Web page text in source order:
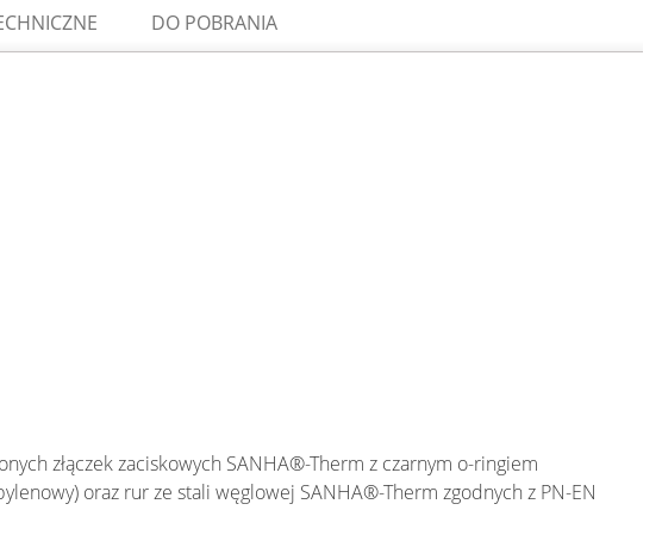
DO POBRANIA
złączek zaciskowych SANHA®-Therm z czarnym o-ringiem
oraz rur ze stali węglowej SANHA®-Therm zgodnych z PN-EN